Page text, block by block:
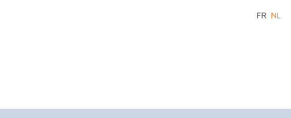
FR NL